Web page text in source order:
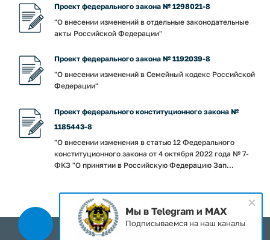
Проект федерального закона № 1298021-8
"О внесении изменений в отдельные законодательные
акты Российской Федерации"
Проект федерального закона № 1192039-8
"О внесении изменений в Семейный кодекс Российской
Федерации"
Проект федерального конституционного закона №
1185443-8
"О внесении изменения в статью 12 Федерального
конституционного закона от 4 октября 2022 года № 7-
ФКЗ "О принятии в Российскую Федерацию Зап...
Мы в Telegram и MAX
Подписываемся на наш каналы